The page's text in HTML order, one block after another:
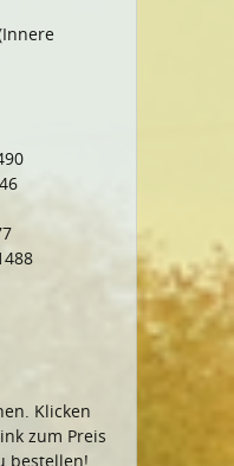
Klicken
zum Preis
bestellen!